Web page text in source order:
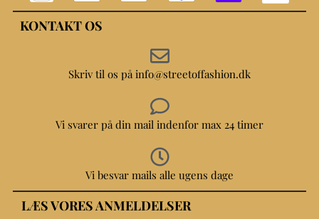
KONTAKT OS
Skriv til os på info@streetoffashion.dk
Vi svarer på din mail indenfor max 24 timer
Vi besvar mails alle ugens dage
LÆS VORES ANMELDELSER